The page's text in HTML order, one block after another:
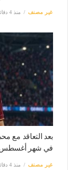
غير مصنف منذ 4 دقائق
بعد التعاقد مع
في شهر أغسطس
غير مصنف منذ 4 دقائق